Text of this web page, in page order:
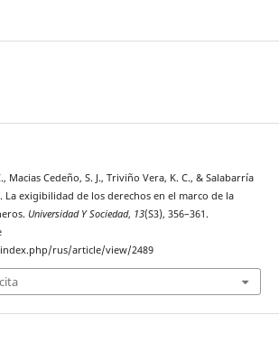
Macias Cedeño, S. J., Triviño Vera, K. C., & Salabarría
La exigibilidad de los derechos en el marco de la
Universidad Y Sociedad, 13(S3), 356–361.
rus/article/view/2489